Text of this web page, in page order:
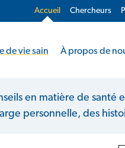
Accueil Chercheurs
de vie sain À propos de
en matière de
personnelle, des